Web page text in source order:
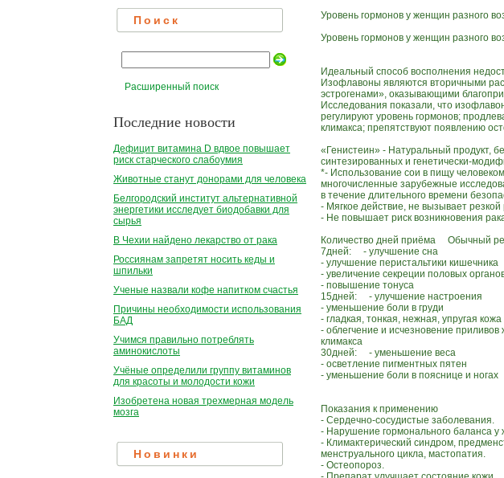
Поиск
Расширенный поиск
Последние новости
Дефицит витамина D вдвое повышает
риск старческого слабоумия
Животные станут донорами для человека
Белгородский институт альтернативной
энергетики исследует биодобавки для
сырья
В Чехии найдено лекарство от рака
Россиянам запретят носить кеды и
шпильки
Ученые назвали кофе напитком счастья
Причины необходимости использования
БАД
Учимся правильно потреблять
аминокислоты
Учёные определили группу витаминов
для красоты и молодости кожи
Изобретена новая трехмерная модель
мозга
Новинки
Уровень гормонов у женщин разного
Уровень гормонов у женщин разного
Идеальный способ восполнения
Изофлавоны являются вторичными
эстрогенами», оказывающими
Исследования показали, что
регулируют уровень гормонов;
климакса; препятствуют появлению
«Генистеин» - Натуральный продукт,
синтезированных и генетически-
*- Использование сои в пищу
многочисленные зарубежные
в течение длительного времени
- Мягкое действие, не вызывает
- Не повышает риск возникновения
Количество дней приёма Обычный
7дней: - улучшение сна
- улучшение перистальтики кишечника
- увеличение секреции половых
- повышение тонуса
15дней: - улучшение настроения
- уменьшение боли в груди
- гладкая, тонкая, нежная, упругая кожа
- облегчение и исчезновение
климакса
30дней: - уменьшение веса
- осветление пигментных пятен
- уменьшение боли в пояснице и ногах
Показания к применению
- Сердечно-сосудистые заболевания.
- Нарушение гормонального баланса
- Климактерический синдром,
менструального цикла, мастопатия.
- Остеопороз.